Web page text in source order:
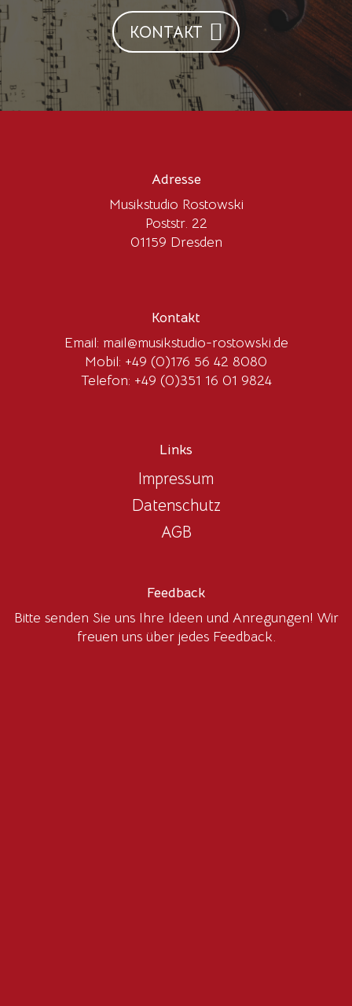
KONTAKT
Adresse
Musikstudio Rostowski
Poststr. 22
01159 Dresden
Kontakt
Email: mail@musikstudio-rostowski.de
Mobil: +49 (0)176 56 42 8080
Telefon: +49 (0)351 16 01 9824
Links
Impressum
Datenschutz
AGB
Feedback
Bitte senden Sie uns Ihre Ideen und Anregungen! Wir
freuen uns über jedes Feedback.